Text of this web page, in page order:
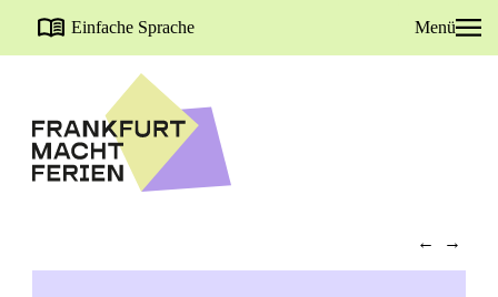
Einfache Sprache Menü
← →